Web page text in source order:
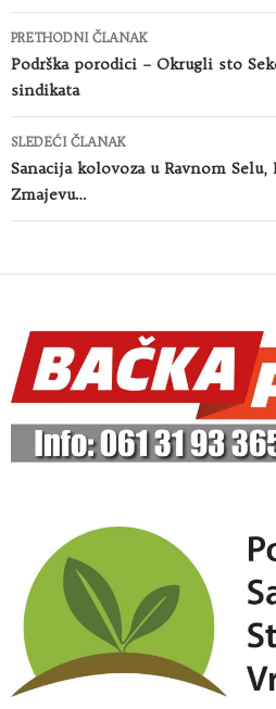
Kretanje
članaka
PRETHODNI ČLANAK
Podrška porodici – Okrugli sto
sindikata
SLEDEĆI ČLANAK
Sanacija kolovoza u Ravnom
Zmajevu…